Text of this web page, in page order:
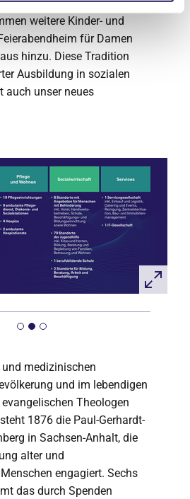
im Vordergrund der
weitere Kinder- und
für Damen
hinzu. Diese Tradition
Ausbildung in sozialen
auch unser neues
medizinischen
und im lebendigen
Theologen
1876 die Paul-Gerhardt-
in Sachsen-Anhalt, die
alter und
engagiert. Sechs
das durch Spenden